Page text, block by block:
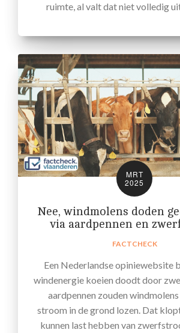
ruimte, al valt dat niet volledig
MRT
2025
Nee, windmolens doden
via aardpennen en
FACTCHECK
Een Nederlandse opiniewebsite
windenergie koeien doodt door
aardpennen zouden
stroom in de grond lozen. Dat
kunnen last hebben van